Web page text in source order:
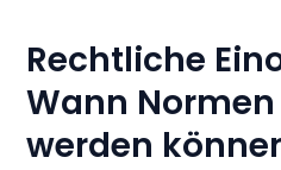
Rechtliche
Wann
werden